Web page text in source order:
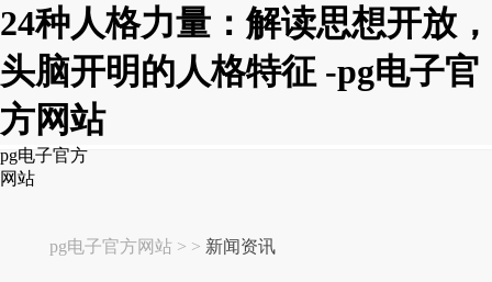
24种人格力量：解读思想开放，
头脑开明的人格特征 -pg电子官
方网站
pg电子官方
网站
pg电子官方网站> > 新闻资讯